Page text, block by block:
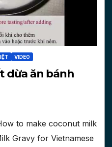
VIDEO
dừa ăn bánh
to make coconut milk
Gravy for Vietnamese